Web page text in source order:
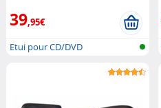
39,95€
Etui pour CD/DVD